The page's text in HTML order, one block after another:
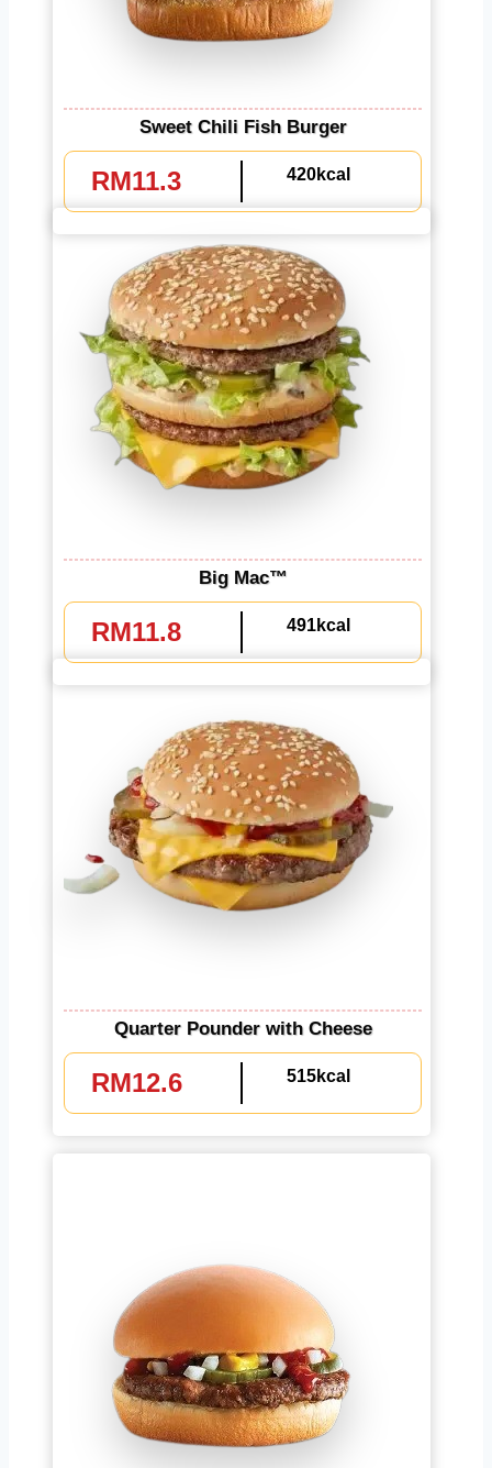
Sweet Chili Fish Burger
RM11.3 420kcal
Big Mac™
RM11.8 491kcal
Quarter Pounder with Cheese
RM12.6 515kcal